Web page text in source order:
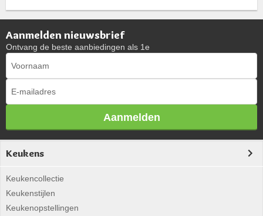
Aanmelden nieuwsbrief
Ontvang de beste aanbiedingen als 1e
Aanmelden
Keukens
Keukencollectie
Keukenstijlen
Keukenopstellingen